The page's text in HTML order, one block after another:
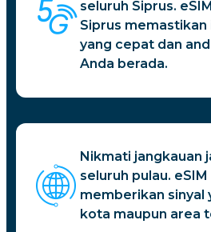
seluruh Siprus.
Siprus
yang cepat dan
Anda berada.
Nikmati jangkauan
seluruh pulau.
memberikan sinyal
kota maupun area